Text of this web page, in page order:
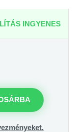
INGYENES